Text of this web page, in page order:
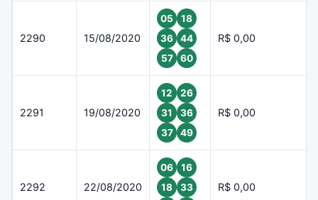
2290 15/08/2020
05
18
36
44
57
60
R$ 0,00
2291 19/08/2020
12
26
31
36
37
49
R$ 0,00
2292 22/08/2020
06
16
18
33
R$ 0,00